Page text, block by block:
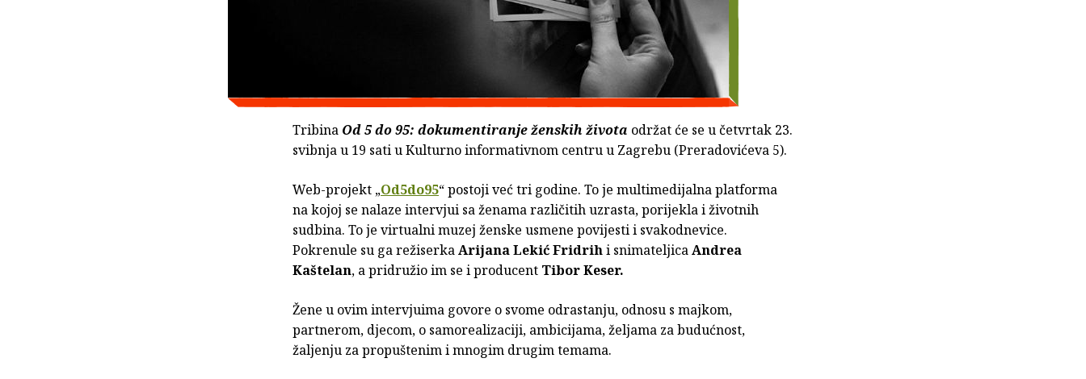
Tribina Od 5 do 95: dokumentiranje ženskih života održat će se u četvrtak 23.
svibnja u 19 sati u Kulturno informativnom centru u Zagrebu (Preradovićeva 5).
Web-projekt „Od5do95“ postoji već tri godine. To je multimedijalna platforma
na kojoj se nalaze intervjui sa ženama različitih uzrasta, porijekla i životnih
sudbina. To je virtualni muzej ženske usmene povijesti i svakodnevice.
Pokrenule su ga režiserkaArijana Lekić Fridrihi snimateljicaAndrea
Kaštelan, a pridružio im se i producent Tibor Keser.
Žene u ovim intervjuima govore o svome odrastanju, odnosu s majkom,
partnerom, djecom, o samorealizaciji, ambicijama, željama za budućnost,
žaljenju za propuštenim i mnogim drugim temama.